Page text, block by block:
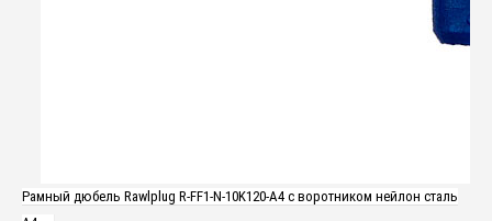
Рамный дюбель Rawlplug R-FF1-N-10K120-A4 с воротником нейлон сталь